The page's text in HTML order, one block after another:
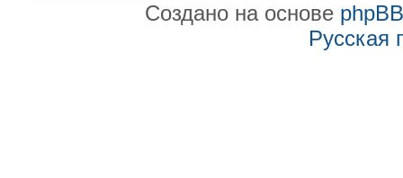
Создано на основе phpBB
Русская